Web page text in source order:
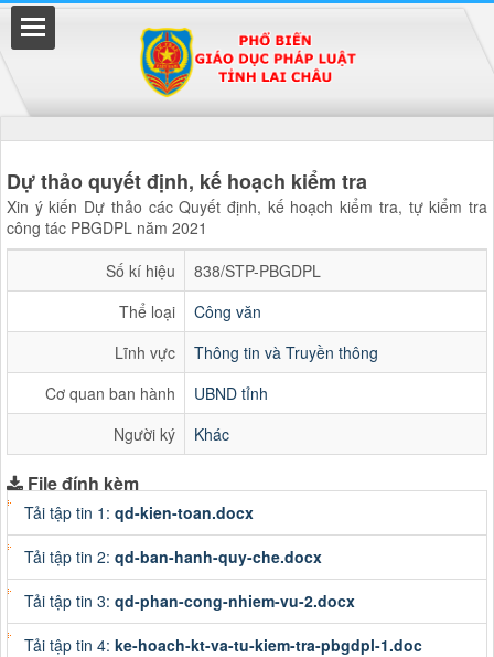
Dự thảo quyết định, kế hoạch kiểm tra
Xin ý kiến Dự thảo các Quyết định, kế hoạch kiểm tra, tự kiểm tra
công tác PBGDPL năm 2021
Số kí hiệu
838/STP-PBGDPL
Thể loại
Công văn
Lĩnh vực
Thông tin và Truyền thông
Cơ quan ban hành
UBND tỉnh
Người ký
Khác
File đính kèm
Tải tập tin 1: qd-kien-toan.docx
Tải tập tin 2: qd-ban-hanh-quy-che.docx
Tải tập tin 3: qd-phan-cong-nhiem-vu-2.docx
Tải tập tin 4: ke-hoach-kt-va-tu-kiem-tra-pbgdpl-1.doc
Đã kết nối EMC